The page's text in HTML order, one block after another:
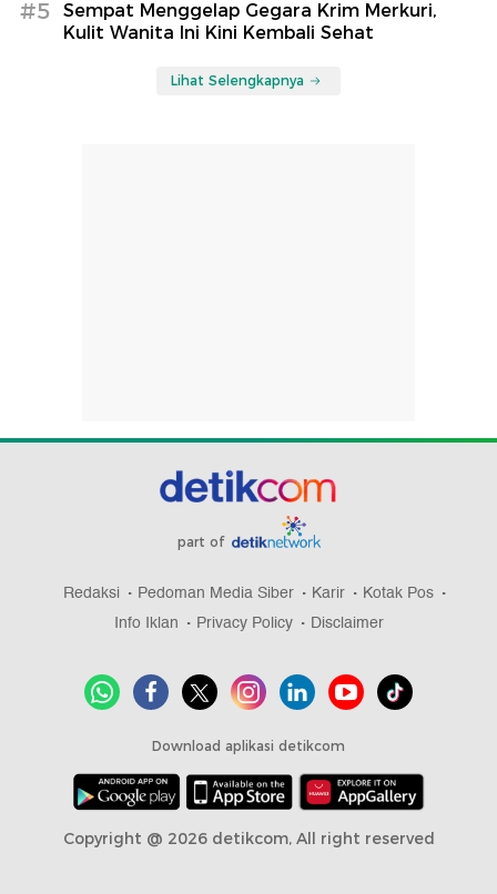
#5
Sempat Menggelap Gegara Krim Merkuri,
Kulit Wanita Ini Kini Kembali Sehat
Lihat Selengkapnya
part of
Redaksi Pedoman Media Siber Karir
Kotak Pos
Info Iklan
Privacy Policy Disclaimer
Download aplikasi detikcom
Copyright @ 2026 detikcom, All right reserved